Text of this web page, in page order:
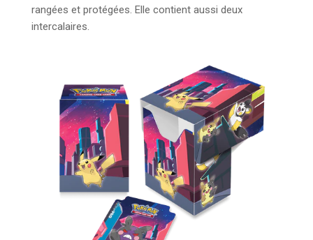
rangées et protégées. Elle contient aussi deux
intercalaires.